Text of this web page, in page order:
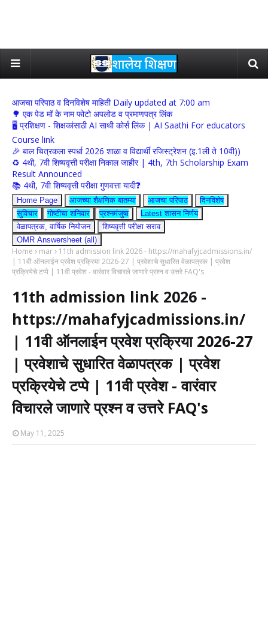
आजचा परिपाठ व दिनविशेष माहिती Daily updated at 7:00 am
🌳 एक पेड मॉ के नाम फोटो अपलोड व प्रमाणपत्र लिंक
🖥 प्रशिक्षण - शिक्षकांसाठी AI साथी कोर्स लिंक | AI Saathi For educators
Course link
🎉 बाल चित्रकला स्पर्धा 2026 शाळा व विद्यार्थी रजिस्ट्रेशन (इ.1ली ते 10वी))
♻️ 4थी, 7वी शिष्यवृत्ती परीक्षा निकाल जाहीर | 4th, 7th Scholarship Exam
Result Announced
📚 4थी, 7वी शिष्यवृत्ती परीक्षा गुणवत्ता यादी❓
Home Page आजच्या शैक्षणिक बातम्या आजचा परिपाठ
दिनविशेष
सुविचार
गोष्टीचा शनिवार प्रश्नमंजुषा
Latest शासन निर्णय
वेळापत्रक, वार्षिक नियोजन
शिष्यवृत्ती परीक्षा सराव
OMR Answersheet (all)
Home mar
11th admission link 2026 - https://mahafyjcadmissions.in/
| 11वी ऑनलाईन प्रवेश प्रक्रिया 2026-27 | प्रवेशाचे सुधारित वेळापत्रक | प्रवेश
प्रक्रियेचे टप्पे | 11वी प्रवेश - वारंवार विचारले जाणारे प्रश्न व उत्तरे FAQ's
11th admission link 2026 -
https://mahafyjcadmissions.in/
| 11वी ऑनलाईन प्रवेश प्रक्रिया 2026-27
| प्रवेशाचे सुधारित वेळापत्रक | प्रवेश
प्रक्रियेचे टप्पे | 11वी प्रवेश - वारंवार
विचारले जाणारे प्रश्न व उत्तरे FAQ's
May 11, 2025